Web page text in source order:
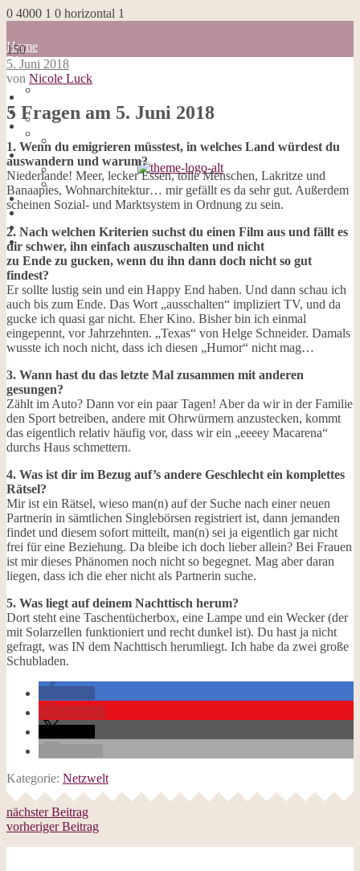
0 4000 1 0 horizontal 1
Home
Blog
about me
Impressum
Datenschutzerklärung
Galerie
Opal-Abos
Strickblogs
Hörbücher
150
Home
Blog
about me
100 Dinge
Impressum
Datenschutzerklärung
Cookies
Galerie
Opal-Abos
Strickblogs
Hörbücher
5. Juni 2018
von Nicole Luck
5 Fragen am 5. Juni 2018
1. Wenn du emigrieren müsstest, in welches Land würdest du
auswandern und warum?
Niederlande! Meer, lecker Essen, tolle Menschen, Lakritze und
Banaapies, Wohnarchitektur… mir gefällt es da sehr gut. Außerdem
scheinen Sozial- und Marktsystem in Ordnung zu sein.
2. Nach welchen Kriterien suchst du einen Film aus und fällt es
dir schwer, ihn einfach auszuschalten und nicht
zu Ende zu gucken, wenn du ihn dann doch nicht so gut
findest?
Er sollte lustig sein und ein Happy End haben. Und dann schau ich
auch bis zum Ende. Das Wort „ausschalten“ impliziert TV, und da
gucke ich quasi gar nicht. Eher Kino. Bisher bin ich einmal
eingepennt, vor Jahrzehnten. „Texas“ von Helge Schneider. Damals
wusste ich noch nicht, dass ich diesen „Humor“ nicht mag…
3. Wann hast du das letzte Mal zusammen mit anderen
gesungen?
Zählt im Auto? Dann vor ein paar Tagen! Aber da wir in der Familie
den Sport betreiben, andere mit Ohrwürmern anzustecken, kommt
das eigentlich relativ häufig vor, dass wir ein „eeeey Macarena“
durchs Haus schmettern.
4. Was ist dir im Bezug auf’s andere Geschlecht ein komplettes
Rätsel?
Mir ist ein Rätsel, wieso man(n) auf der Suche nach einer neuen
Partnerin in sämtlichen Singlebörsen registriert ist, dann jemanden
findet und diesem sofort mitteilt, man(n) sei ja eigentlich gar nicht
frei für eine Beziehung. Da bleibe ich doch lieber allein? Bei Frauen
ist mir dieses Phänomen noch nicht so begegnet. Mag aber daran
liegen, dass ich die eher nicht als Partnerin suche.
5. Was liegt auf deinem Nachttisch herum?
Dort steht eine Taschentücherbox, eine Lampe und ein Wecker (der
mit Solarzellen funktioniert und recht dunkel ist). Du hast ja nicht
gefragt, was IN dem Nachttisch herumliegt. Ich habe da zwei große
Schubladen.
Kategorie: Netzwelt
nächster Beitrag
vorheriger Beitrag